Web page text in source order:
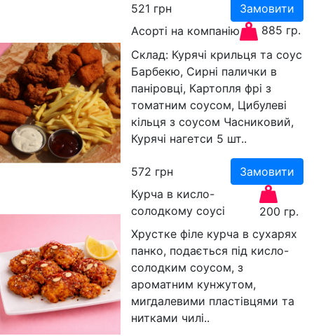
521 грн
Замовити
Асорті на компанію
885 гр.
Склад: Курячі крильця та соус
Барбекю, Сирні палички в
паніровці, Картопля фрі з
томатним соусом, Цибулеві
кільця з соусом Часниковий,
Курячі нагетси 5 шт..
572 грн
Замовити
Курча в кисло-
солодкому соусі
200 гр.
Хрустке філе курча в сухарях
панко, подається під кисло-
солодким соусом, з
ароматним кунжутом,
мигдалевими пластівцями та
нитками чилі..